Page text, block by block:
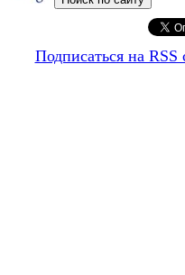
Подписаться на RSS